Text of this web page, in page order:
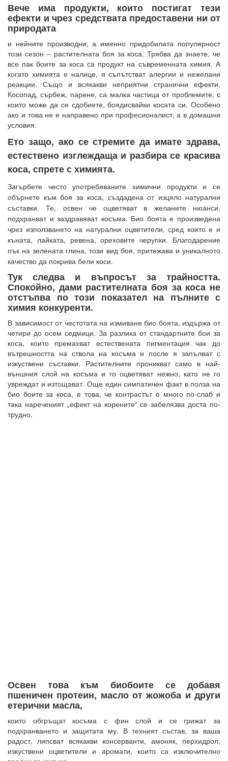
Вече има продукти, които постигат тези
ефекти и чрез средствата предоставени ни от
природата
и нейните производни, а именно придобилата популярност
този сезон – растителната боя за коса. Трябва да знаете, че
все пак боите за коса са продукт на съвременната химия. А
когато химията е налице, я съпътстват алергии и нежелани
реакции. Също и всякакви неприятни странични ефекти.
Косопад, сърбеж, парене, са малка частица от проблемите, с
които може да се сдобиете, боядисвайки косата си. Особено
ако и това не е направено при професионалист, а в домашни
условия.
Ето защо, ако се стремите да имате здрава,
естествено изглеждаща и разбира се красива
коса, спрете с химията.
Загърбете често употребяваните химични продукти и се
обърнете към боя за коса, създадена от изцяло натурални
съставки. Те, освен че оцветяват в желаните нюанси,
подхранват и заздравяват косъма. Био боята е произведена
чрез използването на натурални оцветители, сред които е и
къната, лайката, ревена, ореховите черупки. Благодарение
пък на зелената глина, този вид боя, притежава и уникалното
качество да покрива бели коси.
Тук следва и въпросът за трайността.
Спокойно, дами растителната боя за коса не
отстъпва по този показател на пълните с
химия конкуренти.
В зависимост от честотата на измиване био боята, издържа от
четири до осем седмици. За разлика от стандартните бои за
коса, които премахват естествената пигментация чак до
вътрешността на ствола на косъма и после я запълват с
изкуствени съставки. Растителните проникват само в най-
външния слой на косъма и го оцветяват нежно, като не го
увреждат и изтощават. Още един симпатичен факт в полза на
био боите за коса, е това, че контрастът е много по-слаб и
така нареченият „ефект на корените“ се забелязва доста по-
трудно.
Освен това към биобоите се добавя
пшеничен протеин, масло от жожоба и други
етерични масла,
които обгръщат косъма с фин слой и се грижат за
подхранването и защитата му. В техният състав, за ваша
радост, липсват всякакви консерванти, амоняк, перхидрол,
изкуствени оцветители и аромати, които са изключително